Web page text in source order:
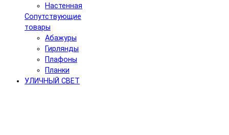
Настенная
Сопутствующие
товары
Абажуры
Гирлянды
Плафоны
Планки
УЛИЧНЫЙ СВЕТ